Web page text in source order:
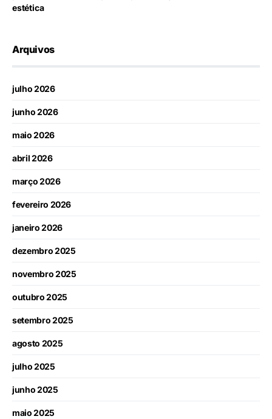
estética
Arquivos
julho 2026
junho 2026
maio 2026
abril 2026
março 2026
fevereiro 2026
janeiro 2026
dezembro 2025
novembro 2025
outubro 2025
setembro 2025
agosto 2025
julho 2025
junho 2025
maio 2025